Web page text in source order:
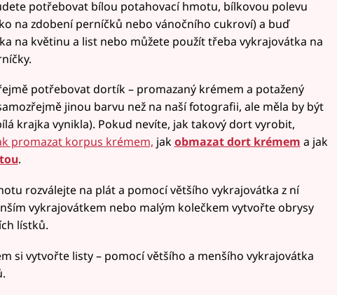
potřebovat bílou potahovací hmotu, bílkovou polevu
na zdobení perníčků nebo vánočního cukroví) a buď
na květinu a list nebo můžete použít třeba vykrajovátka na
potřebovat dortík – promazaný krémem a potažený
jinou barvu než na naší fotografii, ale měla by být
krajka vynikla). Pokud nevíte, jak takový dort vyrobit,
promazat korpus krémem, jak obmazat dort krémem a jak
.
rozválejte na plát a pomocí většího vykrajovátka z ní
vykrajovátkem nebo malým kolečkem vytvořte obrysy
lístků.
si vytvořte listy – pomocí většího a menšího vykrajovátka